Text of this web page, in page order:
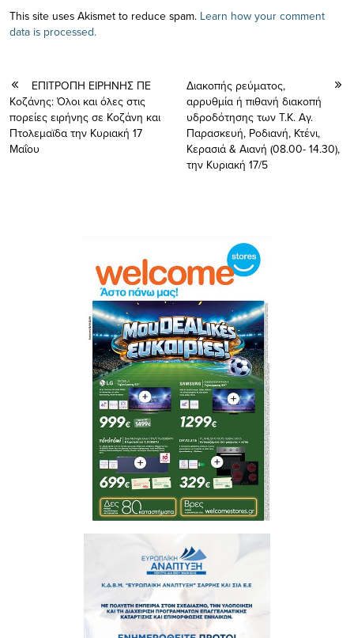
This site uses Akismet to reduce spam. Learn how your comment
data is processed.
ΕΠΙΤΡΟΠΗ ΕΙΡΗΝΗΣ ΠΕ
Κοζάνης: Όλοι και όλες στις
πορείες ειρήνης σε Κοζάνη και
Πτολεμαϊδα την Κυριακή 17
Μαΐου
Διακοπής ρεύματος,
αρρυθμία ή πιθανή διακοπή
υδροδότησης των Τ.Κ. Αγ.
Παρασκευή, Ροδιανή, Κτένι,
Κερασιά & Αιανή (08.00- 14.30),
την Κυριακή 17/5